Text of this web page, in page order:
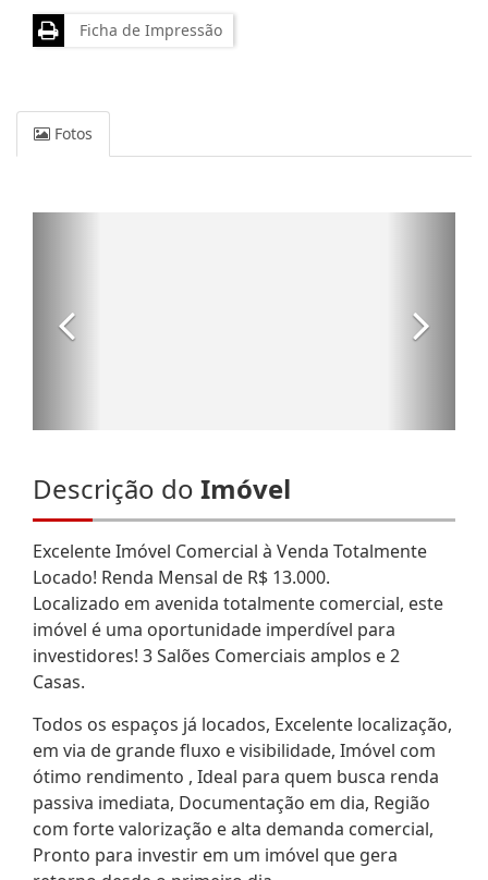
Ficha de Impressão
Fotos
Descrição do Imóvel
Excelente Imóvel Comercial à Venda Totalmente
Locado! Renda Mensal de R$ 13.000.
Localizado em avenida totalmente comercial, este
imóvel é uma oportunidade imperdível para
investidores! 3 Salões Comerciais amplos e 2
Casas.
Todos os espaços já locados, Excelente localização,
em via de grande fluxo e visibilidade, Imóvel com
ótimo rendimento , Ideal para quem busca renda
passiva imediata, Documentação em dia, Região
com forte valorização e alta demanda comercial,
Pronto para investir em um imóvel que gera